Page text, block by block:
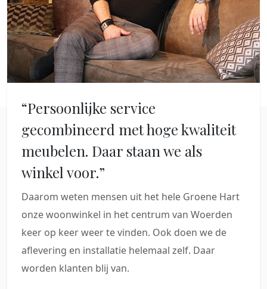
“Persoonlijke service
gecombineerd met hoge kwaliteit
meubelen. Daar staan we als
winkel voor.”
Daarom weten mensen uit het hele Groene Hart
onze woonwinkel in het centrum van Woerden
keer op keer weer te vinden. Ook doen we de
aflevering en installatie helemaal zelf. Daar
worden klanten blij van.